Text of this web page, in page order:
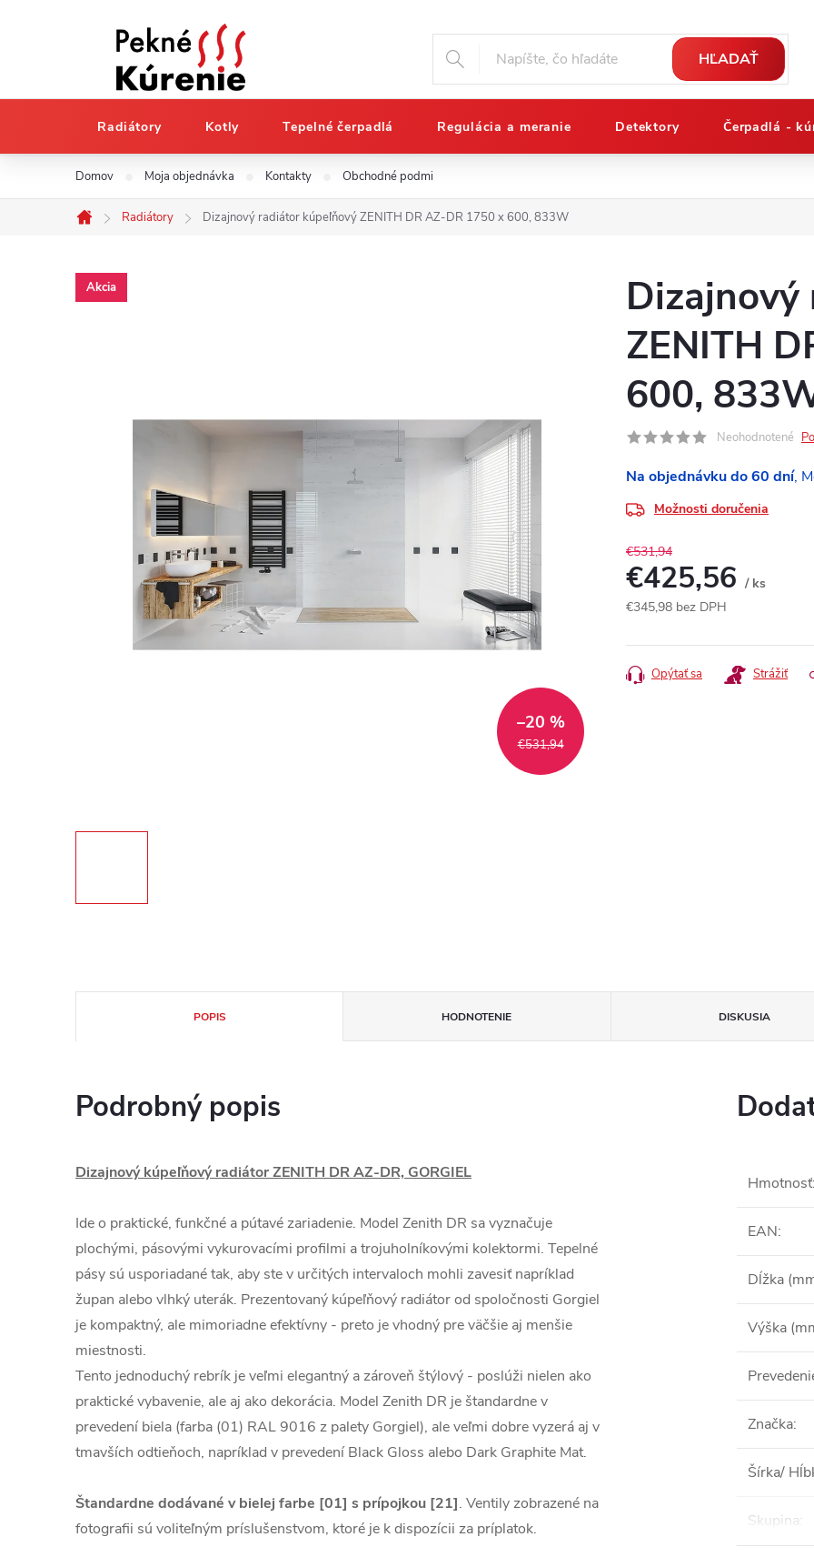
Domov Moja objednávka Kontakty Obchodné podmienky
HĽADAŤ
Radiátory Kotly Tepelné čerpadlá Regulácia a meranie Detektory Čerpadlá -
Domov
Radiátory Dizajnový radiátor kúpeľňový ZENITH DR AZ-DR 1750 x 600, 833W
Akcia
€531,94
–20 %
ZENITH
600,
Neohodnotené
Na objednávku do 60 dní
Možnosti doručenia
€531,94
€425,56 / ks
€345,98 bez DPH
cena:
Opýtať sa Strážiť
POPIS HODNOTENIE DISKUSIA
Podrobný popis
Dizajnový kúpeľňový radiátor ZENITH DR AZ-DR, GORGIEL
Ide o praktické, funkčné a pútavé zariadenie. Model Zenith DR sa vyznačuje
plochými, pásovými vykurovacími profilmi a trojuholníkovými kolektormi. Tepelné
pásy sú usporiadané tak, aby ste v určitých intervaloch mohli zavesiť napríklad
župan alebo vlhký uterák. Prezentovaný kúpeľňový radiátor od spoločnosti Gorgiel
je kompaktný, ale mimoriadne efektívny - preto je vhodný pre väčšie aj menšie
miestnosti.
Tento jednoduchý rebrík je veľmi elegantný a zároveň štýlový - poslúži nielen ako
praktické vybavenie, ale aj ako dekorácia. Model Zenith DR je štandardne v
prevedení biela (farba (01) RAL 9016 z palety Gorgiel), ale veľmi dobre vyzerá aj v
tmavších odtieňoch, napríklad v prevedení Black Gloss alebo Dark Graphite Mat.
Štandardne dodávané v bielej farbe [01] s prípojkou [21]. Ventily zobrazené na
fotografii sú voliteľným príslušenstvom, ktoré je k dispozícii za príplatok.
Hmotnosť:
EAN:
Dĺžka
Výška
Značka:
Šírka/
Skupina: